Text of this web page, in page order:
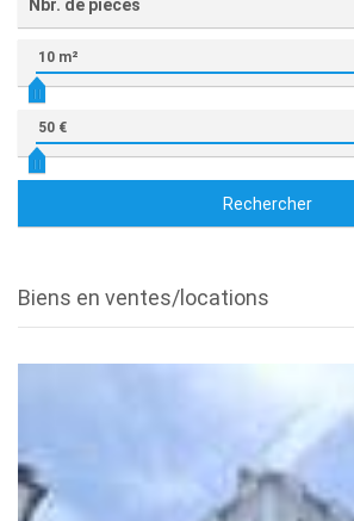
Nbr. de pièces
10 m²
50 €
Rechercher
Biens en ventes/locations